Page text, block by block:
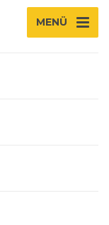
MENÜ